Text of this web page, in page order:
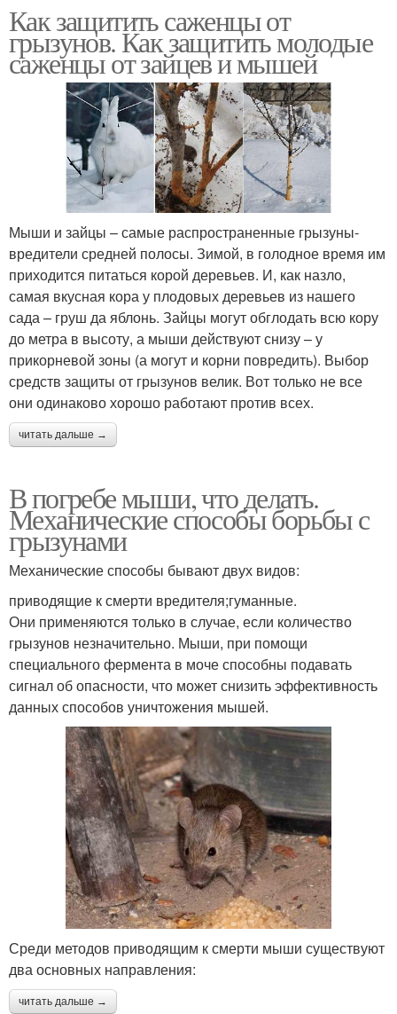
Как защитить саженцы от
грызунов. Как защитить молодые
саженцы от зайцев и мышей
Мыши и зайцы – самые распространенные грызуны-
вредители средней полосы. Зимой, в голодное время им
приходится питаться корой деревьев. И, как назло,
самая вкусная кора у плодовых деревьев из нашего
сада – груш да яблонь. Зайцы могут обглодать всю кору
до метра в высоту, а мыши действуют снизу – у
прикорневой зоны (а могут и корни повредить). Выбор
средств защиты от грызунов велик. Вот только не все
они одинаково хорошо работают против всех.
читать дальше →
В погребе мыши, что делать.
Механические способы борьбы с
грызунами
Механические способы бывают двух видов:
приводящие к смерти вредителя;гуманные.
Они применяются только в случае, если количество
грызунов незначительно. Мыши, при помощи
специального фермента в моче способны подавать
сигнал об опасности, что может снизить эффективность
данных способов уничтожения мышей.
Среди методов приводящим к смерти мыши существуют
два основных направления:
читать дальше →